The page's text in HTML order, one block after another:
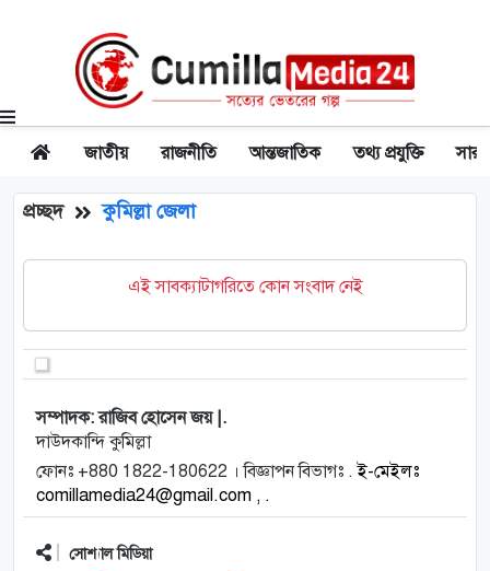
জাতীয় রাজনীতি আন্তজাতিক তথ্য প্রযুক্তি
প্রচ্ছদ কুমিল্লা জেলা
এই সাবক্যাটাগরিতে কোন সংবাদ নেই
সম্পাদক: রাজিব হোসেন জয় |.
দাউদকান্দি কুমিল্লা
ফোনঃ +880 1822-180622 । বিজ্ঞাপন বিভাগঃ .ই-মেইলঃ
comillamedia24@gmail.com , .
সোশ্যাল মিডিয়া